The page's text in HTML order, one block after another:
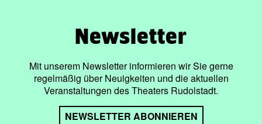
Newsletter
Mit unserem Newsletter informieren wir Sie gerne
regelmäßig über Neuigkeiten und die aktuellen
Veranstaltungen des Theaters Rudolstadt.
NEWSLETTER ABONNIEREN